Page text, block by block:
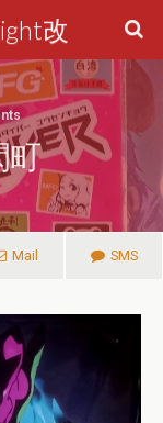
改
町
Mail SMS